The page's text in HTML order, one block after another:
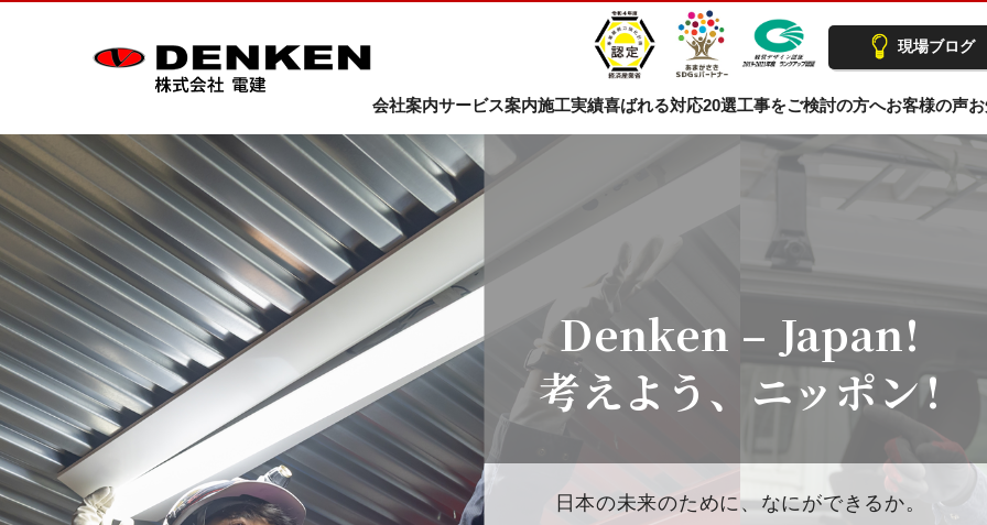
会社案内サービス案内施工実績喜ばれる対応20選工事をご検討の方へお客様の声
現場ブログ
Denken – Japan!
考えよう、ニッポン!
日本の未来のために、なにができるか。